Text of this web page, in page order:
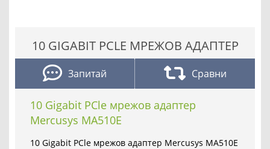
10 GIGABIT PCLE МРЕЖОВ АДАПТЕР
Запитай Сравни
10 Gigabit PCle мрежов адаптер
Mercusys MA510E
10 Gigabit PCle мрежов адаптер Mercusys MA510E